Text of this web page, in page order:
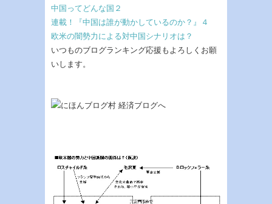
中国ってどんな国２
連載！『中国は誰が動かしているのか？』４
欧米の闇勢力による対中国シナリオは？
いつものブログランキング応援もよろしくお願
いします。